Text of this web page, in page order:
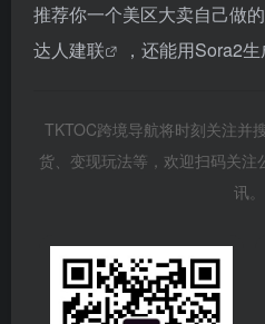
推荐你一个美区大卖自己做的
达人建联
，还能用Sora2
TKTOC跨境导航将时刻关注并
货、变现玩法等，欢迎扫码关
讯。